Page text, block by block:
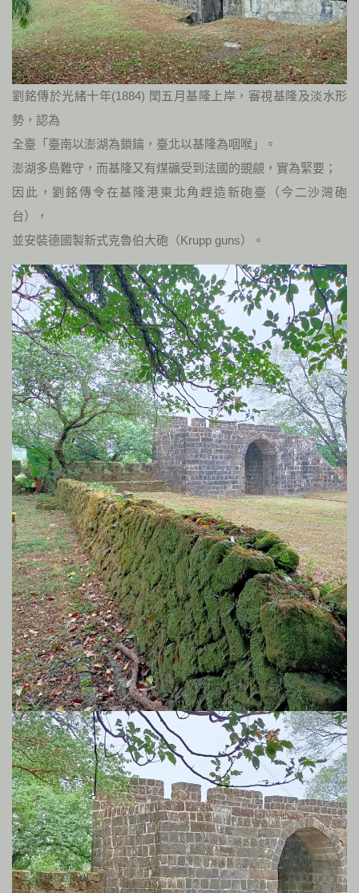
劉銘傳於光緒十年(1884) 閏五月基隆上岸，審視基隆及淡水形
勢，認為
全臺「臺南以澎湖為鎖鑰，臺北以基隆為咽喉」。
澎湖多島難守，而基隆又有煤礦受到法國的覬覦，實為緊要；
因此，劉銘傳令在基隆港東北角趕造新砲臺（今二沙灣砲
台），
並安裝德國製新式克魯伯大砲（Krupp guns）。